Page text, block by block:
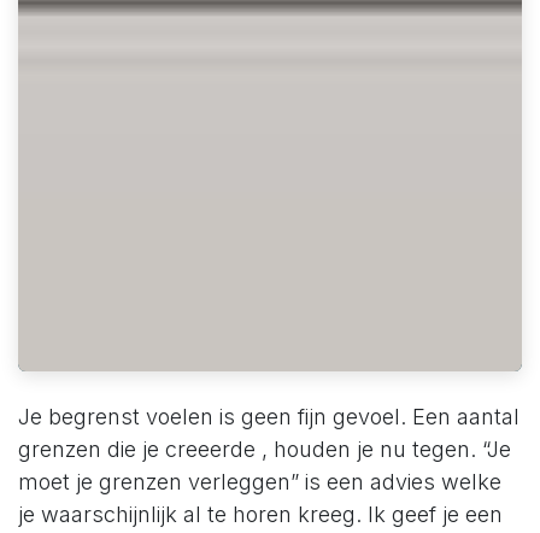
Je begrenst voelen is geen fijn gevoel. Een aantal
grenzen die je creeerde , houden je nu tegen. “Je
moet je grenzen verleggen” is een advies welke
je waarschijnlijk al te horen kreeg. Ik geef je een